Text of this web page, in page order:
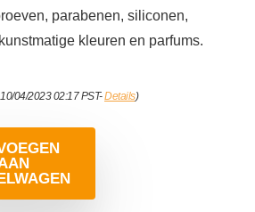
parabenen, siliconen,
kleuren en parfums.
04/2023 02:17 PST-Details)